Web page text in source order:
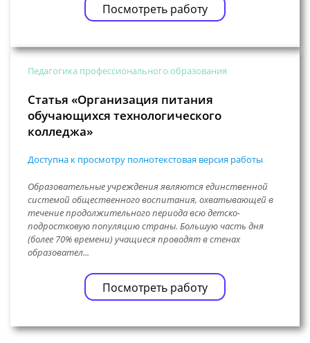
Посмотреть работу
Педагогика профессионального образования
Статья «Организация питания
обучающихся технологического
колледжа»
Доступна к просмотру полнотекстовая версия работы
Образовательные учреждения являются единственной
системой общественного воспитания, охватывающей в
течение продолжительного периода всю детско-
подростковую популяцию страны. Большую часть дня
(более 70% времени) учащиеся проводят в стенах
образовател...
Посмотреть работу